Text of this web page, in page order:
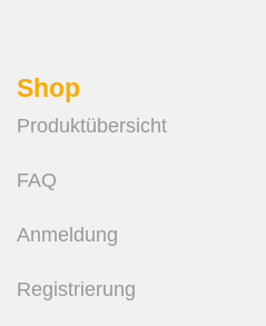
Shop
Produktübersicht
FAQ
Anmeldung
Registrierung